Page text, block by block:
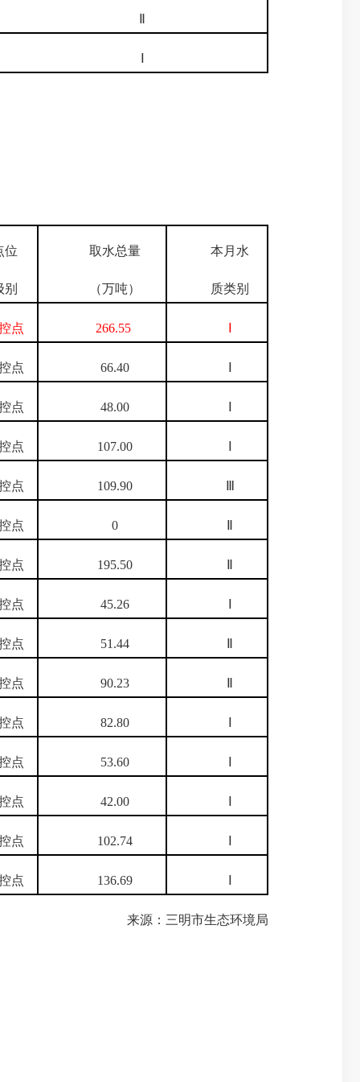
取水总量
（万吨）
本月水
质类别
点 266.55
点 66.40
点 48.00
点 107.00
点 109.90
点 0
点 195.50
点 45.26
点 51.44
点 90.23
点 82.80
点 53.60
点 42.00
点 102.74
点 136.69
来源：三明市生态环境局